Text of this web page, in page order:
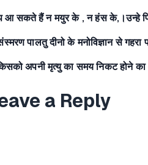
सकते हैं न मयुर के , न हंस के,।उन्हे पितृ
पालतु दीनो के मनोविज्ञान से
अपनी मृत्यु का समय निकट होने
a Reply